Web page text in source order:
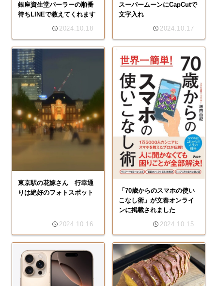
銀座資生堂パーラーの順番
待ちLINEで教えてくれます
2024.10.18
スーパームーンにCapCutで
文字入れ
2024.10.17
東京駅の花嫁さん 行幸通
りは絶好のフォトスポット
2024.10.16
「70歳からのスマホの使い
こなし術」が文春オンライ
ンに掲載されました
2024.10.15